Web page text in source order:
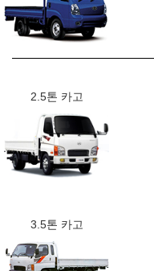
2.5톤 카고
3.5톤 카고